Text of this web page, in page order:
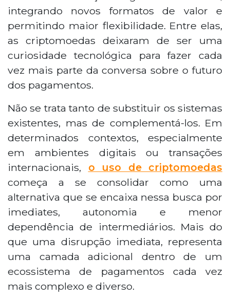
integrando novos formatos de valor e
permitindo maior flexibilidade. Entre elas,
as criptomoedas deixaram de ser uma
curiosidade tecnológica para fazer cada
vez mais parte da conversa sobre o futuro
dos pagamentos.
Não se trata tanto de substituir os sistemas
existentes, mas de complementá-los. Em
determinados contextos, especialmente
em ambientes digitais ou transações
internacionais, o uso de criptomoedas
começa a se consolidar como uma
alternativa que se encaixa nessa busca por
imediates, autonomia e menor
dependência de intermediários. Mais do
que uma disrupção imediata, representa
uma camada adicional dentro de um
ecossistema de pagamentos cada vez
mais complexo e diverso.